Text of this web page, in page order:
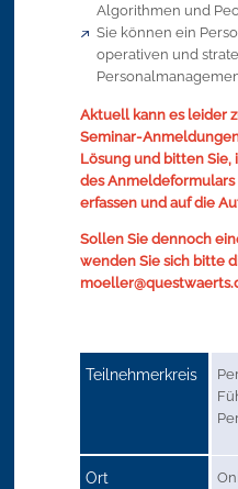
Algorithmen und
Sie können ein
operativen und
Aktuell kann es leider
Seminar-
Lösung und bitten
des
erfassen und auf die
Sollen Sie dennoch
wenden Sie sich bitte
Teilnehmerkreis
Ort